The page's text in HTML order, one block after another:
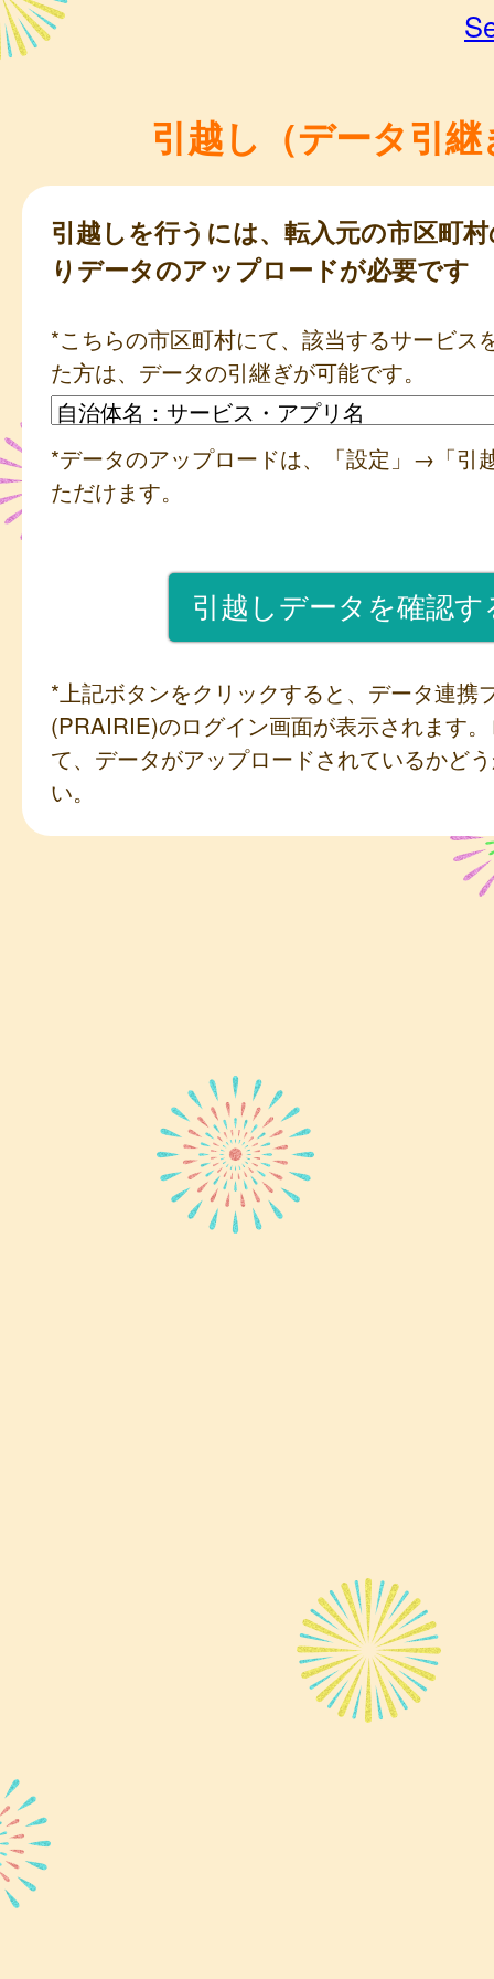
引越し（データ引継
引越しを行うには、転入元の市区町
りデータのアップロードが必要です
*こちらの市区町村にて、該当するサービス
た方は、データの引継ぎが可能です。
*データのアップロードは、「設定」→「引
ただけます。
*上記ボタンをクリックすると、データ連携
(PRAIRIE)のログイン画面が表示されます
て、データがアップロードされているかど
い。